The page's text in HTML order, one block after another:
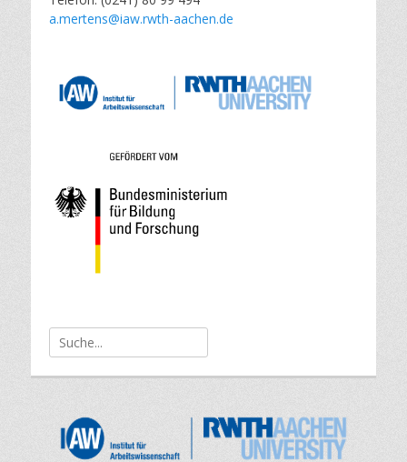
a.mertens@iaw.rwth-aachen.de
Suche
nach: